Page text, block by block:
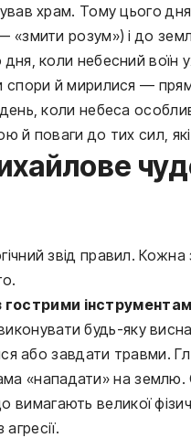
храм. Тому цього
розум») і до
коли небесний
спори й мирилися —
коли небеса
й поваги до тих сил, які
звід правил. Кожна
гострими
будь-яку
або завдати травми.
«нападати» на землю.
вимагають великої